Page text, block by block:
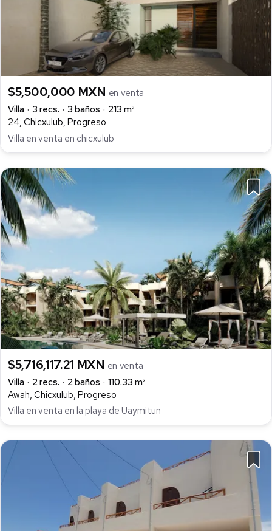
$5,500,000 MXN en venta
Villa
3 recs. 3 baños
213 m²
24, Chicxulub, Progreso
Villa en venta en chicxulub
$5,716,117.21 MXN en venta
Villa
2 recs. 2 baños
110.33 m²
Awah, Chicxulub, Progreso
Villa en venta en la playa de Uaymitun